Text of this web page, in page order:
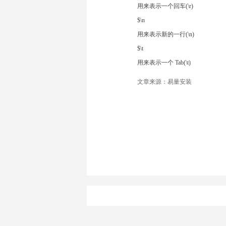
用来表示一个回车(\r)
$\n
用来表示新的一行(\n)
$\t
用来表示一个 Tab(\t)
文章来源：易量安装